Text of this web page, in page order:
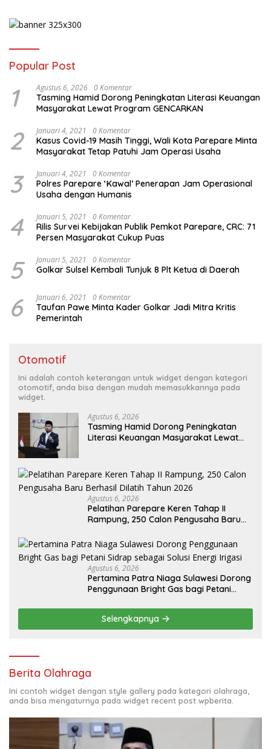
Popular Post
1 Agustus 6, 2026 0 Komentar
Tasming Hamid Dorong Peningkatan Literasi Keuangan
Masyarakat Lewat Program GENCARKAN
2 Januari 4, 2021 0 Komentar
Kasus Covid-19 Masih Tinggi, Wali Kota Parepare Minta
Masyarakat Tetap Patuhi Jam Operasi Usaha
3 Januari 4, 2021 0 Komentar
Polres Parepare ‘Kawal’ Penerapan Jam Operasional
Usaha dengan Humanis
4 Januari 5, 2021 0 Komentar
Rilis Survei Kebijakan Publik Pemkot Parepare, CRC: 71
Persen Masyarakat Cukup Puas
5 Januari 5, 2021 0 Komentar
Golkar Sulsel Kembali Tunjuk 8 Plt Ketua di Daerah
6 Januari 6, 2021 0 Komentar
Taufan Pawe Minta Kader Golkar Jadi Mitra Kritis
Pemerintah
Otomotif
Ini adalah contoh keterangan untuk widget dengan kategori
otomotif, anda bisa dengan mudah memasukkannya pada
widget.
Agustus 6, 2026
Tasming Hamid Dorong Peningkatan
Literasi Keuangan Masyarakat Lewat
Agustus 6, 2026
Pelatihan Parepare Keren Tahap II
Rampung, 250 Calon Pengusaha Baru
Agustus 6, 2026
Pertamina Patra Niaga Sulawesi Dorong
Penggunaan Bright Gas bagi Petani
Selengkapnya
Berita Olahraga
Ini contoh widget dengan style gallery pada kategori olahraga,
anda bisa mengaturnya pada widget recent post wpberita.